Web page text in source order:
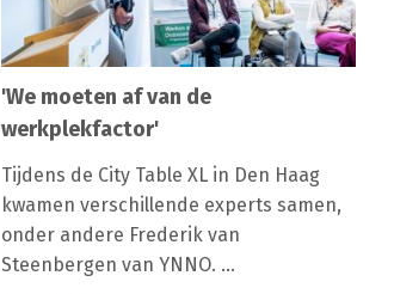
'We moeten af van de
werkplekfactor'
Tijdens de City Table XL in Den Haag
kwamen verschillende experts samen,
onder andere Frederik van
Steenbergen van YNNO. ...